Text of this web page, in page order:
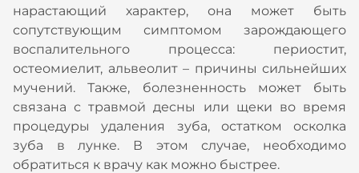
нарастающий характер, она может быть
сопутствующим симптомом зарождающего
воспалительного процесса: периостит,
остеомиелит, альвеолит – причины сильнейших
мучений. Также, болезненность может быть
связана с травмой десны или щеки во время
процедуры удаления зуба, остатком осколка
зуба в лунке. В этом случае, необходимо
обратиться к врачу как можно быстрее.